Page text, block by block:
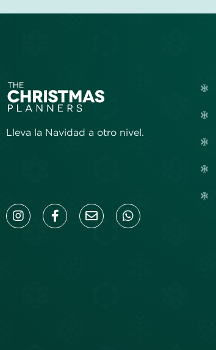
Lleva la Navidad a otro nivel.